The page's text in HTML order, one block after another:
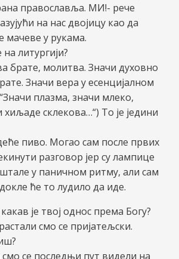
православља. МИ!- рече
на нас двојицу као да
у рукама.
литургији?
брате, молитва. Значи духовно
Значи вера у есенцијалном
плазма, значи млеко,
склекова…“) То је једини
пиво. Могао сам после првих
разговор јер су лампице
у паничном ритму, али сам
ће то лудило да иде.
је твој однос према Богу?
смо се пријатељски.
се последњи пут видели на